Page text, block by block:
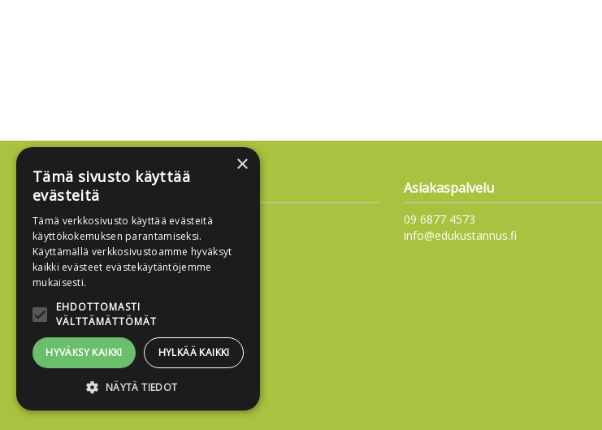
Osoite
Edukustannus
Sörnäistenkatu 1
00580 Helsinki
Asiakaspalvelu
09 6877 4573
info@edukustannus.fi
×
Tämä sivusto käyttää
evästeitä
Tämä verkkosivusto käyttää evästeitä
käyttökokemuksen parantamiseksi.
Käyttämällä verkkosivustoamme hyväksyt
kaikki evästeet evästekäytäntöjemme
mukaisesti.
EHDOTTOMASTI
VÄLTTÄMÄTTÖMÄT
HYVÄKSY KAIKKI HYLKÄÄ KAIKKI
NÄYTÄ TIEDOT